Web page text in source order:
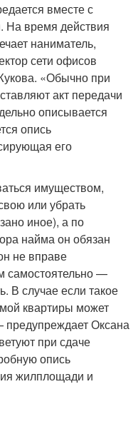
вместе с
На время действия
наниматель,
сети офисов
«Обычно при
акт передачи
описывается
опись
его
имуществом,
или убрать
иное), а по
найма он обязан
не вправе
самостоятельно —
В случае если такое
квартиры может
предупреждает Оксана
при сдаче
опись
жилплощади и